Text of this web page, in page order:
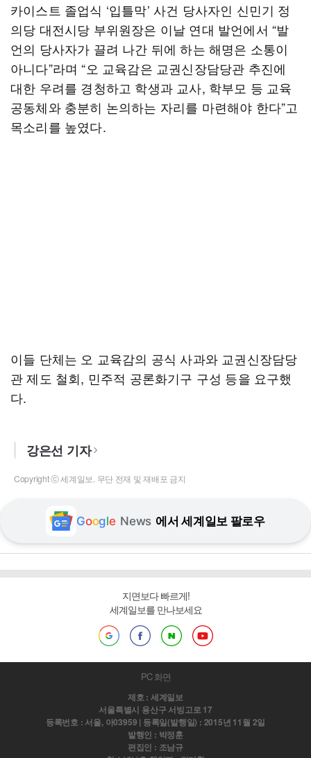
카이스트 졸업식 ‘입틀막’ 사건 당사자인 신민기 정
의당 대전시당 부위원장은 이날 연대 발언에서 “발
언의 당사자가 끌려 나간 뒤에 하는 해명은 소통이
아니다”라며 “오 교육감은 교권신장담당관 추진에
대한 우려를 경청하고 학생과 교사, 학부모 등 교육
공동체와 충분히 논의하는 자리를 마련해야 한다”고
목소리를 높였다.
이들 단체는 오 교육감의 공식 사과와 교권신장담당
관 제도 철회, 민주적 공론화기구 구성 등을 요구했
다.
강은선 기자
Copyright ⓒ 세계일보. 무단 전재 및 재배포 금지
Google News 에서 세계일보 팔로우
지면보다 빠르게!
세계일보를 만나보세요
PC 화면
제호 : 세계일보
서울특별시 용산구 서빙고로 17
등록번호 : 서울, 아03959 | 등록일(발행일) : 2015년 11월 2일
발행인 : 박정훈
편집인 : 조남규